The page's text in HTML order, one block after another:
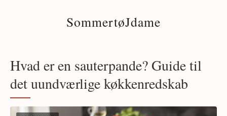
SommertøJdame
Hvad er en sauterpande? Guide til
det uundværlige køkkenredskab